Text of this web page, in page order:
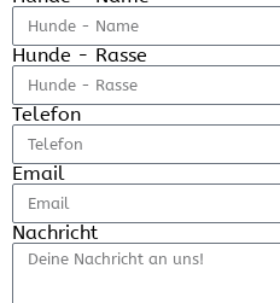
Hunde - Rasse
Telefon
Email
Nachricht